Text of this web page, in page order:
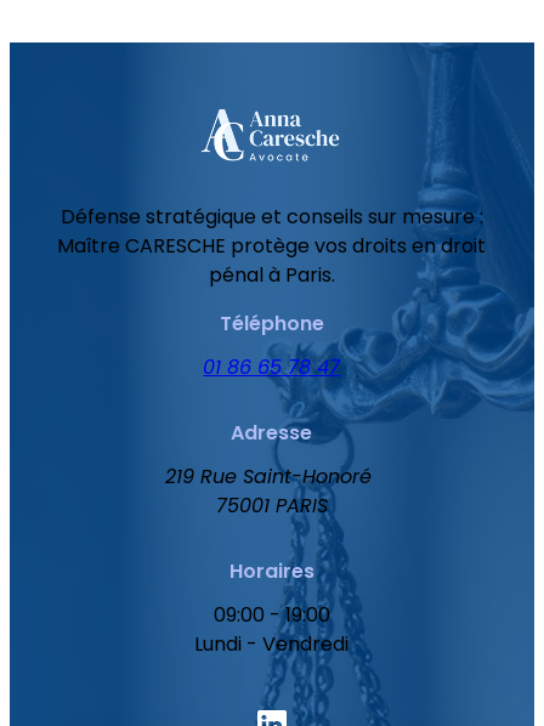
Défense stratégique et conseils sur mesure :
Maître CARESCHE protège vos droits en droit
pénal à Paris.
Téléphone
01 86 65 78 47
Adresse
219 Rue Saint-Honoré
75001 PARIS
Horaires
09:00 - 19:00
Lundi - Vendredi